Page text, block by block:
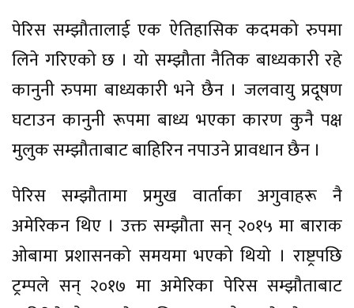
पेरिस सम्झौतालाई एक ऐतिहासिक कदमको रुपमा
लिने गरिएको छ । यो सम्झौता नैतिक बाध्यकारी रहे
कानुनी रुपमा बाध्यकारी भने छैन । जलवायु प्रदूषण
घटाउन कानुनी रूपमा बाध्य भएका कारण कुनै पक्ष
मुलुक सम्झौताबाट बाहिरिन नपाउने प्रावधान छैन ।
पेरिस सम्झौतामा प्रमुख वार्ताका अगुवाहरू नै
अमेरिकन थिए । उक्त सम्झौता सन् २०१५ मा बाराक
ओबामा प्रशासनको समयमा भएको थियो । राष्ट्रपछि
ट्रम्पले सन् २०१७ मा अमेरिका पेरिस सम्झौताबाट